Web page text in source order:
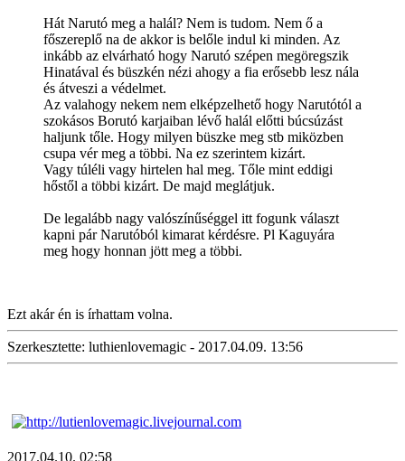
Hát Narutó meg a halál? Nem is tudom. Nem ő a
főszereplő na de akkor is belőle indul ki minden. Az
inkább az elvárható hogy Narutó szépen megöregszik
Hinatával és büszkén nézi ahogy a fia erősebb lesz nála
és átveszi a védelmet.
Az valahogy nekem nem elképzelhető hogy Narutótól a
szokásos Borutó karjaiban lévő halál előtti búcsúzást
haljunk tőle. Hogy milyen büszke meg stb miközben
csupa vér meg a többi. Na ez szerintem kizárt.
Vagy túléli vagy hirtelen hal meg. Tőle mint eddigi
hőstől a többi kizárt. De majd meglátjuk.
De legalább nagy valószínűséggel itt fogunk választ
kapni pár Narutóból kimarat kérdésre. Pl Kaguyára
meg hogy honnan jött meg a többi.
Ezt akár én is írhattam volna.
Szerkesztette: luthienlovemagic - 2017.04.09. 13:56
2017.04.10. 02:58